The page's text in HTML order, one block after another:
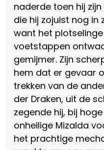
naderde toen hij
die hij zojuist nog in
want het
voetstappen
gemijmer. Zijn
hem dat er gevaar
trekken van de
der Draken, uit de
zegende hij, bij
onheilige Mizalda
het prachtige